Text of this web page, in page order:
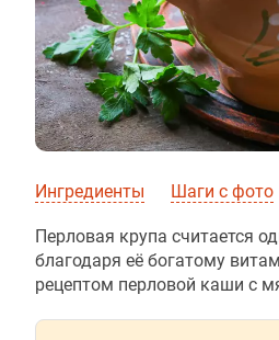
Ингредиенты Шаги с фото
Перловая крупа считается
благодаря её богатому
рецептом перловой каши с